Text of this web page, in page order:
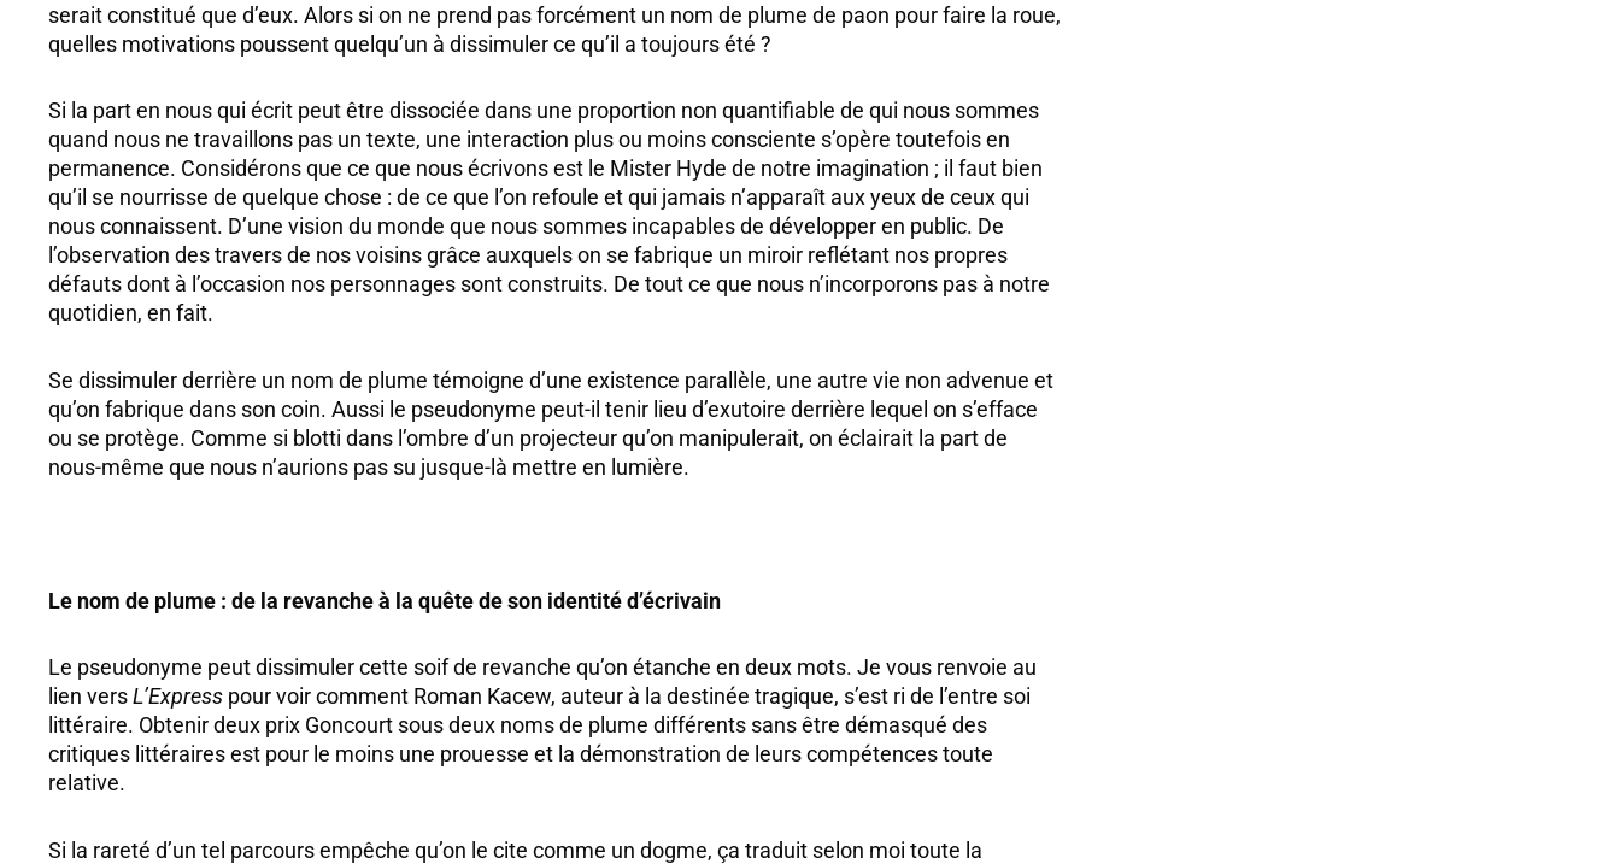
serait constitué que d’eux. Alors si on ne prend pas forcément un nom de plume de paon pour faire la roue,
quelles motivations poussent quelqu’un à dissimuler ce qu’il a toujours été ?
Si la part en nous qui écrit peut être dissociée dans une proportion non quantifiable de qui nous sommes
quand nous ne travaillons pas un texte, une interaction plus ou moins consciente s’opère toutefois en
permanence. Considérons que ce que nous écrivons est le Mister Hyde de notre imagination ; il faut bien
qu’il se nourrisse de quelque chose : de ce que l’on refoule et qui jamais n’apparaît aux yeux de ceux qui
nous connaissent. D’une vision du monde que nous sommes incapables de développer en public. De
l’observation des travers de nos voisins grâce auxquels on se fabrique un miroir reflétant nos propres
défauts dont à l’occasion nos personnages sont construits. De tout ce que nous n’incorporons pas à notre
quotidien, en fait.
Se dissimuler derrière un nom de plume témoigne d’une existence parallèle, une autre vie non advenue et
qu’on fabrique dans son coin. Aussi le pseudonyme peut-il tenir lieu d’exutoire derrière lequel on s’efface
ou se protège. Comme si blotti dans l’ombre d’un projecteur qu’on manipulerait, on éclairait la part de
nous-même que nous n’aurions pas su jusque-là mettre en lumière.
Le nom de plume : de la revanche à la quête de son identité d’écrivain
Le pseudonyme peut dissimuler cette soif de revanche qu’on étanche en deux mots. Je vous renvoie au
lien versL’Express pour voir comment Roman Kacew, auteur à la destinée tragique, s’est ri de l’entre soi
littéraire. Obtenir deux prix Goncourt sous deux noms de plume différents sans être démasqué des
critiques littéraires est pour le moins une prouesse et la démonstration de leurs compétences toute
relative.
Si la rareté d’un tel parcours empêche qu’on le cite comme un dogme, ça traduit selon moi toute la